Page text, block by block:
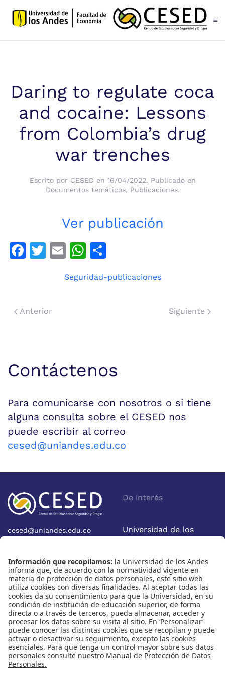
Skip to main content
Daring to regulate coca
and cocaine: Lessons
from Colombia’s drug
war trenches
Escrito por CESED en 16/04/2022. Publicado en
Documentos temáticos, Publicaciones.
Ver publicación
Facebook
Twitter
EmailWhatsApp
Seguridad-publicaciones
Anterior Siguiente
Contáctenos
Para comunicarse con nosotros o si tiene
alguna consulta sobre el CESED nos
puede escribir al correo
cesed@uniandes.edu.co
cesed@uniandes.edu.co
Bogotá - Colombia
De interés
Universidad de los
Facultad de Economía
Nosotros
Quiénes somos
Eventos
Cursos
Nuestras redes
Instagram
X
Linkedin